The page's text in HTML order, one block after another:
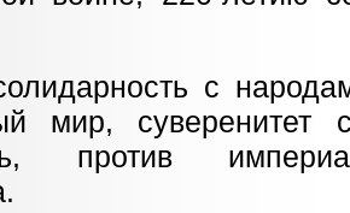
с
мир, суверенитет
против